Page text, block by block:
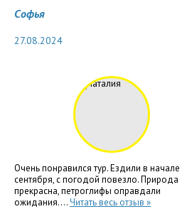
Софья
27.08.2024
Очень понравился тур. Ездили в начале
сентября, с погодой повезло. Природа
прекрасна, петроглифы оправдали
ожидания....Читать весь отзыв »